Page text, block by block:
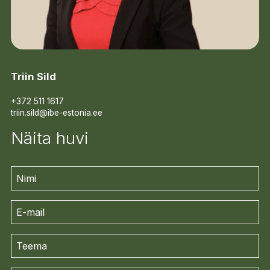
Triin Sild
+372 511 1617
triin.sild@ibe-estonia.ee
Näita huvi